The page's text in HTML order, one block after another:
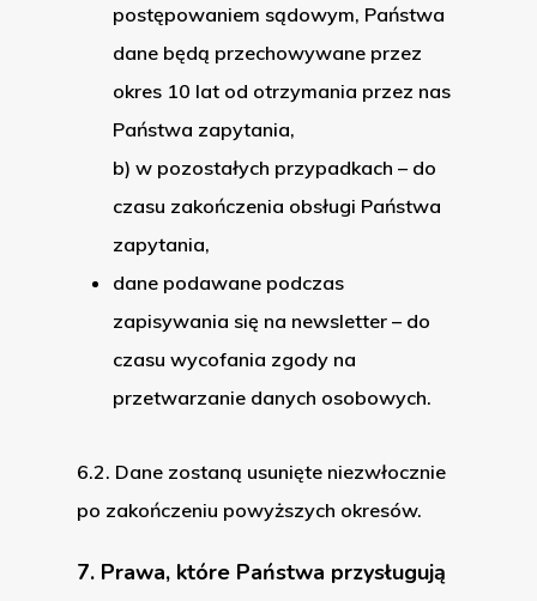
postępowaniem sądowym, Państwa
dane będą przechowywane przez
okres 10 lat od otrzymania przez nas
Państwa zapytania,
b) w pozostałych przypadkach – do
czasu zakończenia obsługi Państwa
zapytania,
dane podawane podczas
zapisywania się na newsletter – do
czasu wycofania zgody na
przetwarzanie danych osobowych.
6.2. Dane zostaną usunięte niezwłocznie
po zakończeniu powyższych okresów.
7. Prawa, które Państwa przysługują
About Us
Services